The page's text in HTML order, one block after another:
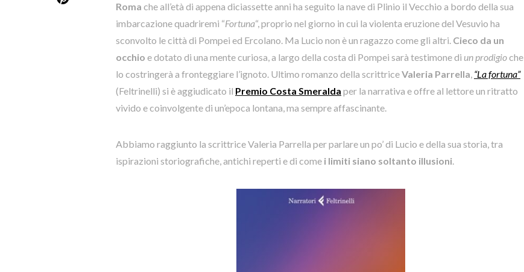
Roma che all’età di appena diciassette anni ha seguito la nave di Plinio il Vecchio a bordo della sua
imbarcazione quadriremi “Fortuna“, proprio nel giorno in cui la violenta eruzione del Vesuvio ha
sconvolto le città di Pompei ed Ercolano. Ma Lucio non è un ragazzo come gli altri. Cieco da un
occhio e dotato di una mente curiosa, a largo della costa di Pompei sarà testimone di un prodigioche
lo costringerà a fronteggiare l’ignoto. Ultimo romanzo della scrittriceValeria Parrella, “La fortuna”
(Feltrinelli) si è aggiudicato il Premio Costa Smeralda per la narrativa e offre al lettore un ritratto
vivido e coinvolgente di un’epoca lontana, ma sempre affascinante.
Abbiamo raggiunto la scrittrice Valeria Parrella per parlare un po’ di Lucio e della sua storia, tra
ispirazioni storiografiche, antichi reperti e di come i limiti siano soltanto illusioni.